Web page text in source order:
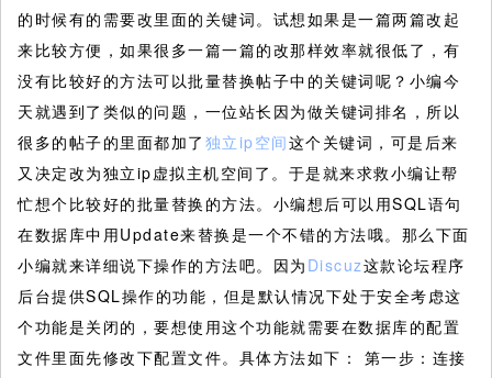
的时候有的需要改里面的关键词。试想如果是一篇两篇改起
来比较方便，如果很多一篇一篇的改那样效率就很低了，有
没有比较好的方法可以批量替换帖子中的关键词呢？小编今
天就遇到了类似的问题，一位站长因为做关键词排名，所以
很多的帖子的里面都加了 独立ip空间这个关键词，可是后来
又决定改为独立ip虚拟主机空间了。于是就来求救小编让帮
忙想个比较好的批量替换的方法。小编想后可以用SQL语句
在数据库中用Update来替换是一个不错的方法哦。那么下面
小编就来详细说下操作的方法吧。因为 Discuz这款论坛程序
后台提供SQL操作的功能，但是默认情况下处于安全考虑这
个功能是关闭的，要想使用这个功能就需要在数据库的配置
文件里面先修改下配置文件。具体方法如下：
第一步：连接